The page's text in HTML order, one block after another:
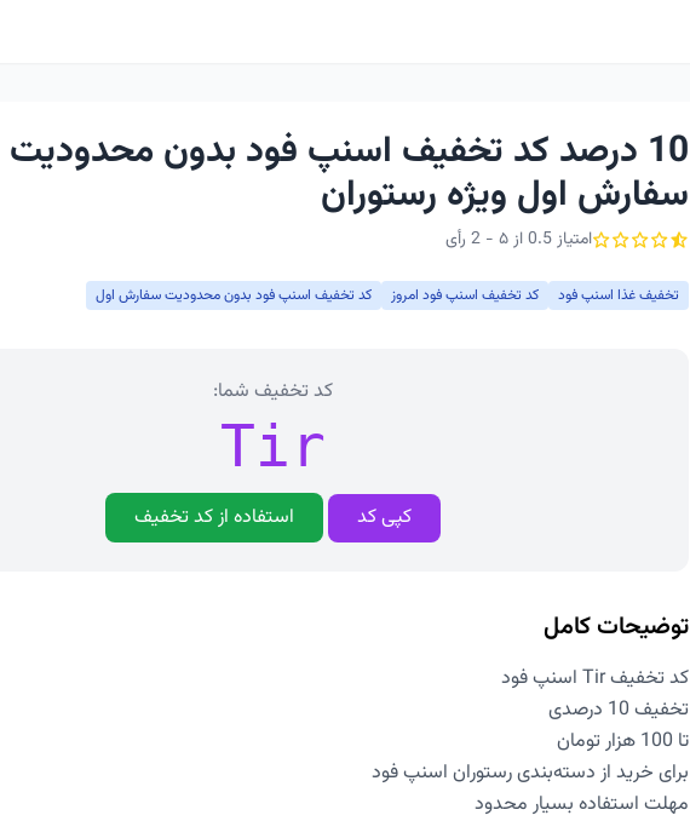
10 درصد کد تخفیف اسنپ فود بدون محدودیت
سفارش اول ویژه رستوران
امتیاز 0.5 از ۵ - 2 رأی
تخفیف غذا اسنپ فود کد تخفیف اسنپ فود امروز کد تخفیف اسنپ فود بدون محدودیت سفارش اول
کد تخفیف شما:
Tir
کپی کد استفاده از کد تخفیف
توضیحات کامل
کد تخفیف Tir اسنپ فود
تخفیف 10 درصدی
تا 100 هزار تومان
برای خرید از دسته‌بندی رستوران اسنپ فود
مهلت استفاده بسیار محدود